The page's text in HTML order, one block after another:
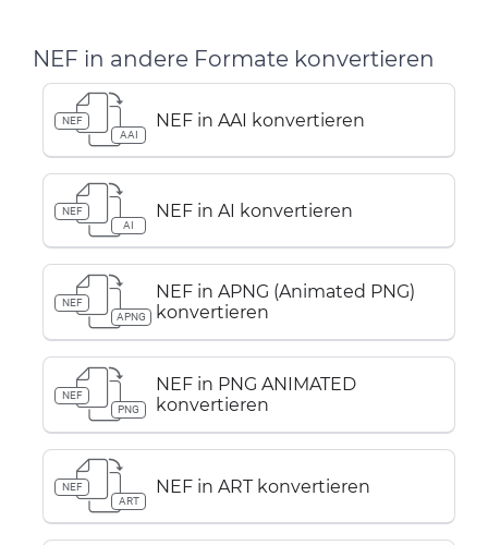
NEF in andere Formate konvertieren
NEF
AAI
NEF in AAI konvertieren
NEF
AI
NEF in AI konvertieren
NEF
APNG
NEF in APNG (Animated PNG)
konvertieren
NEF
PNG
NEF in PNG ANIMATED
konvertieren
NEF
ART
NEF in ART konvertieren